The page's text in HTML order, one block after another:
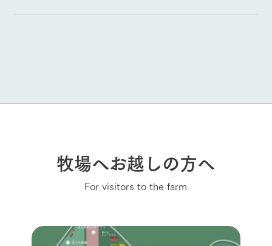
牧場へお越しの方へ
For visitors to the farm